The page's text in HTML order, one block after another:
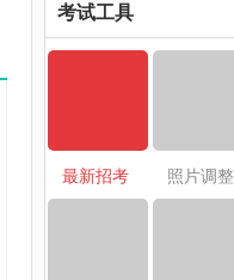
考试工具
最新招考 照片调整